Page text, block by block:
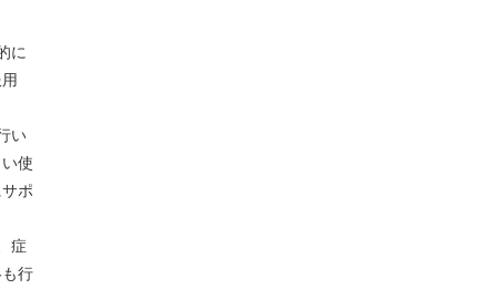
に
い
使
ポ
症
行